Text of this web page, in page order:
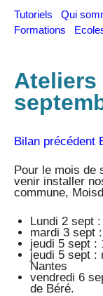
Tutoriels Qui
Formations
Bilan précédent
Pour le mois de
venir installer
commune,
Lundi 2 sept
mardi 3 sept
jeudi 5 sept :
jeudi 5 sept :
Nantes
vendredi 6
de Béré.